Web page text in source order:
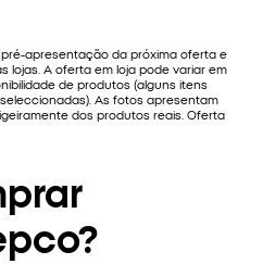
apresentação da próxima oferta e
lojas. A oferta em loja pode variar em
de produtos (alguns itens
As fotos apresentam
dos produtos reais. Oferta